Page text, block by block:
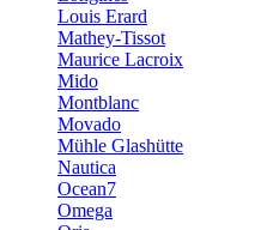
Louis Erard
Mathey-Tissot
Maurice Lacroix
Mido
Montblanc
Movado
Mühle Glashütte
Nautica
Ocean7
Omega